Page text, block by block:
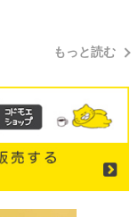
もっと読む